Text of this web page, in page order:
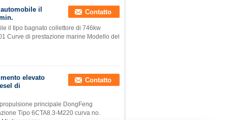
il
Contatto
il tipo bagnato collettore di 746kw
Curve di prestazione marine Modello del
elevato
di
Contatto
principale DongFeng
Tipo 6CTA8.3-M220 curva no.